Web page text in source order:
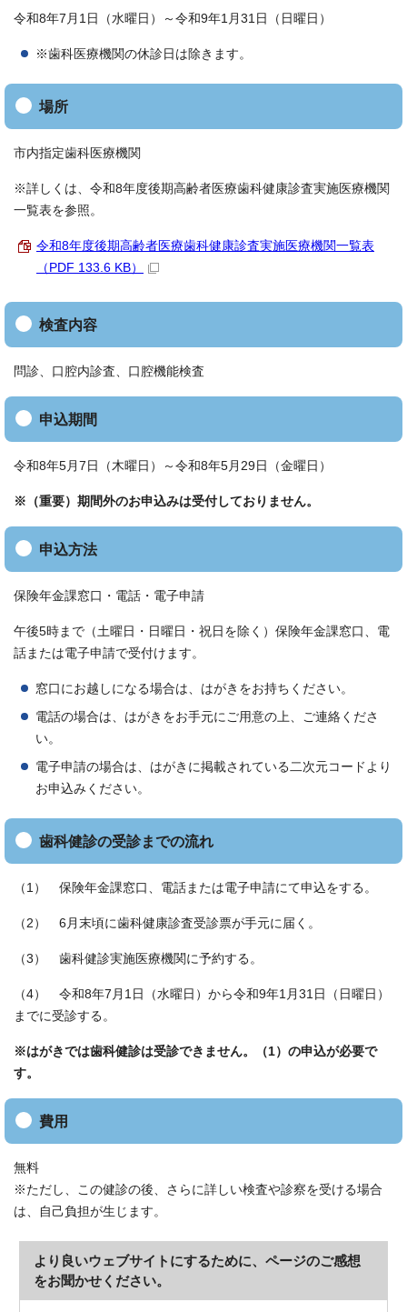
令和8年7月1日（水曜日）～令和9年1月31日（日曜日）
※歯科医療機関の休診日は除きます。
場所
市内指定歯科医療機関
※詳しくは、令和8年度後期高齢者医療歯科健康診査実施医療機関
一覧表を参照。
令和8年度後期高齢者医療歯科健康診査実施医療機関一覧表
（PDF 133.6 KB）
検査内容
問診、口腔内診査、口腔機能検査
申込期間
令和8年5月7日（木曜日）～令和8年5月29日（金曜日）
※（重要）期間外のお申込みは受付しておりません。
申込方法
保険年金課窓口・電話・電子申請
午後5時まで（土曜日・日曜日・祝日を除く）保険年金課窓口、電
話または電子申請で受付けます。
窓口にお越しになる場合は、はがきをお持ちください。
電話の場合は、はがきをお手元にご用意の上、ご連絡くださ
い。
電子申請の場合は、はがきに掲載されている二次元コードより
お申込みください。
歯科健診の受診までの流れ
（1） 保険年金課窓口、電話または電子申請にて申込をする。
（2） 6月末頃に歯科健康診査受診票が手元に届く。
（3） 歯科健診実施医療機関に予約する。
（4） 令和8年7月1日（水曜日）から令和9年1月31日（日曜日）
までに受診する。
※はがきでは歯科健診は受診できません。（1）の申込が必要で
す。
費用
無料
※ただし、この健診の後、さらに詳しい検査や診察を受ける場合
は、自己負担が生じます。
より良いウェブサイトにするために、ページのご感想
をお聞かせください。